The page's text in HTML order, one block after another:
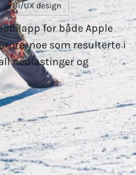
UI/UX design
for både Apple
noe som resulterte i
nedlastinger og